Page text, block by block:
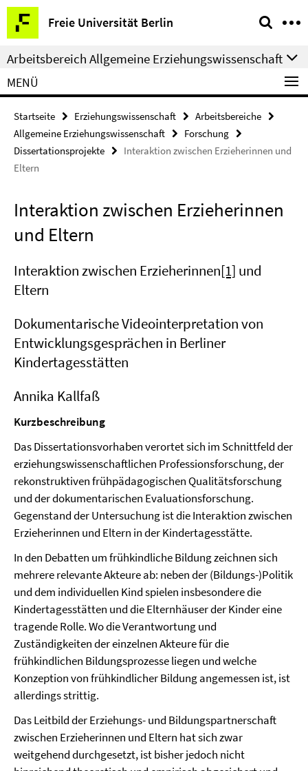
Springe
direkt
zu
Inhalt
Freie Universität Berlin
Service-
Navigation
Arbeitsbereich Allgemeine Erziehungswissenschaft
MENÜ
Startseite Erziehungswissenschaft
Arbeitsbereiche
Allgemeine Erziehungswissenschaft
Forschung
Dissertationsprojekte
Interaktion zwischen Erzieherinnen und
Eltern
Interaktion zwischen Erzieherinnen
und Eltern
Interaktion zwischen Erzieherinnen[1] und
Eltern
Dokumentarische Videointerpretation von
Entwicklungsgesprächen in Berliner
Kindertagesstätten
Annika Kallfaß
Kurzbeschreibung
Das Dissertationsvorhaben verortet sich im Schnittfeld der
erziehungswissenschaftlichen Professionsforschung, der
rekonstruktiven frühpädagogischen Qualitätsforschung
und der dokumentarischen Evaluationsforschung.
Gegenstand der Untersuchung ist die Interaktion zwischen
Erzieherinnen und Eltern in der Kindertagesstätte.
In den Debatten um frühkindliche Bildung zeichnen sich
mehrere relevante Akteure ab: neben der (Bildungs-)Politik
und dem individuellen Kind spielen insbesondere die
Kindertagesstätten und die Elternhäuser der Kinder eine
tragende Rolle. Wo die Verantwortung und
Zuständigkeiten der einzelnen Akteure für die
frühkindlichen Bildungsprozesse liegen und welche
Konzeption von frühkindlicher Bildung angemessen ist, ist
allerdings strittig.
Das Leitbild der Erziehungs- und Bildungspartnerschaft
zwischen Erzieherinnen und Eltern hat sich zwar
weitgehend durchgesetzt, ist bisher jedoch nicht